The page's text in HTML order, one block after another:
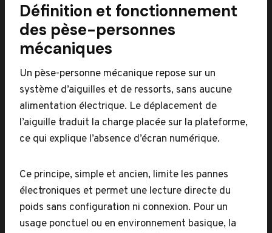
Définition et fonctionnement
des pèse-personnes
mécaniques
Un pèse-personne mécanique repose sur un
système d’aiguilles et de ressorts, sans aucune
alimentation électrique. Le déplacement de
l’aiguille traduit la charge placée sur la plateforme,
ce qui explique l’absence d’écran numérique.
Ce principe, simple et ancien, limite les pannes
électroniques et permet une lecture directe du
poids sans configuration ni connexion. Pour un
usage ponctuel ou en environnement basique, la